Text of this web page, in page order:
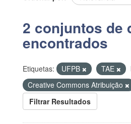
2 conjuntos de
encontrados
Etiquetas: UFPB TAE
Creative Commons Atribuição
Filtrar Resultados